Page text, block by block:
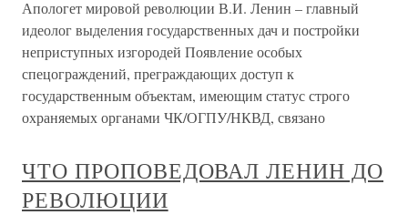
Апологет мировой революции В.И. Ленин – главный
идеолог выделения государственных дач и постройки
неприступных изгородей Появление особых
спецограждений, преграждающих доступ к
государственным объектам, имеющим статус строго
охраняемых органами ЧК/ОГПУ/НКВД, связано
ЧТО ПРОПОВЕДОВАЛ ЛЕНИН ДО
РЕВОЛЮЦИИ